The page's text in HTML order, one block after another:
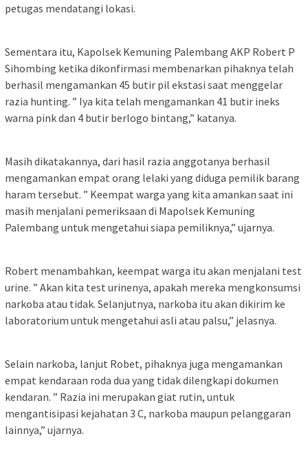
petugas mendatangi lokasi.
Sementara itu, Kapolsek Kemuning Palembang AKP Robert P
Sihombing ketika dikonfirmasi membenarkan pihaknya telah
berhasil mengamankan 45 butir pil ekstasi saat menggelar
razia hunting. ” Iya kita telah mengamankan 41 butir ineks
warna pink dan 4 butir berlogo bintang,” katanya.
Masih dikatakannya, dari hasil razia anggotanya berhasil
mengamankan empat orang lelaki yang diduga pemilik barang
haram tersebut. ” Keempat warga yang kita amankan saat ini
masih menjalani pemeriksaan di Mapolsek Kemuning
Palembang untuk mengetahui siapa pemiliknya,” ujarnya.
Robert menambahkan, keempat warga itu akan menjalani test
urine. ” Akan kita test urinenya, apakah mereka mengkonsumsi
narkoba atau tidak. Selanjutnya, narkoba itu akan dikirim ke
laboratorium untuk mengetahui asli atau palsu,” jelasnya.
Selain narkoba, lanjut Robet, pihaknya juga mengamankan
empat kendaraan roda dua yang tidak dilengkapi dokumen
kendaran. ” Razia ini merupakan giat rutin, untuk
mengantisipasi kejahatan 3 C, narkoba maupun pelanggaran
lainnya,” ujarnya.